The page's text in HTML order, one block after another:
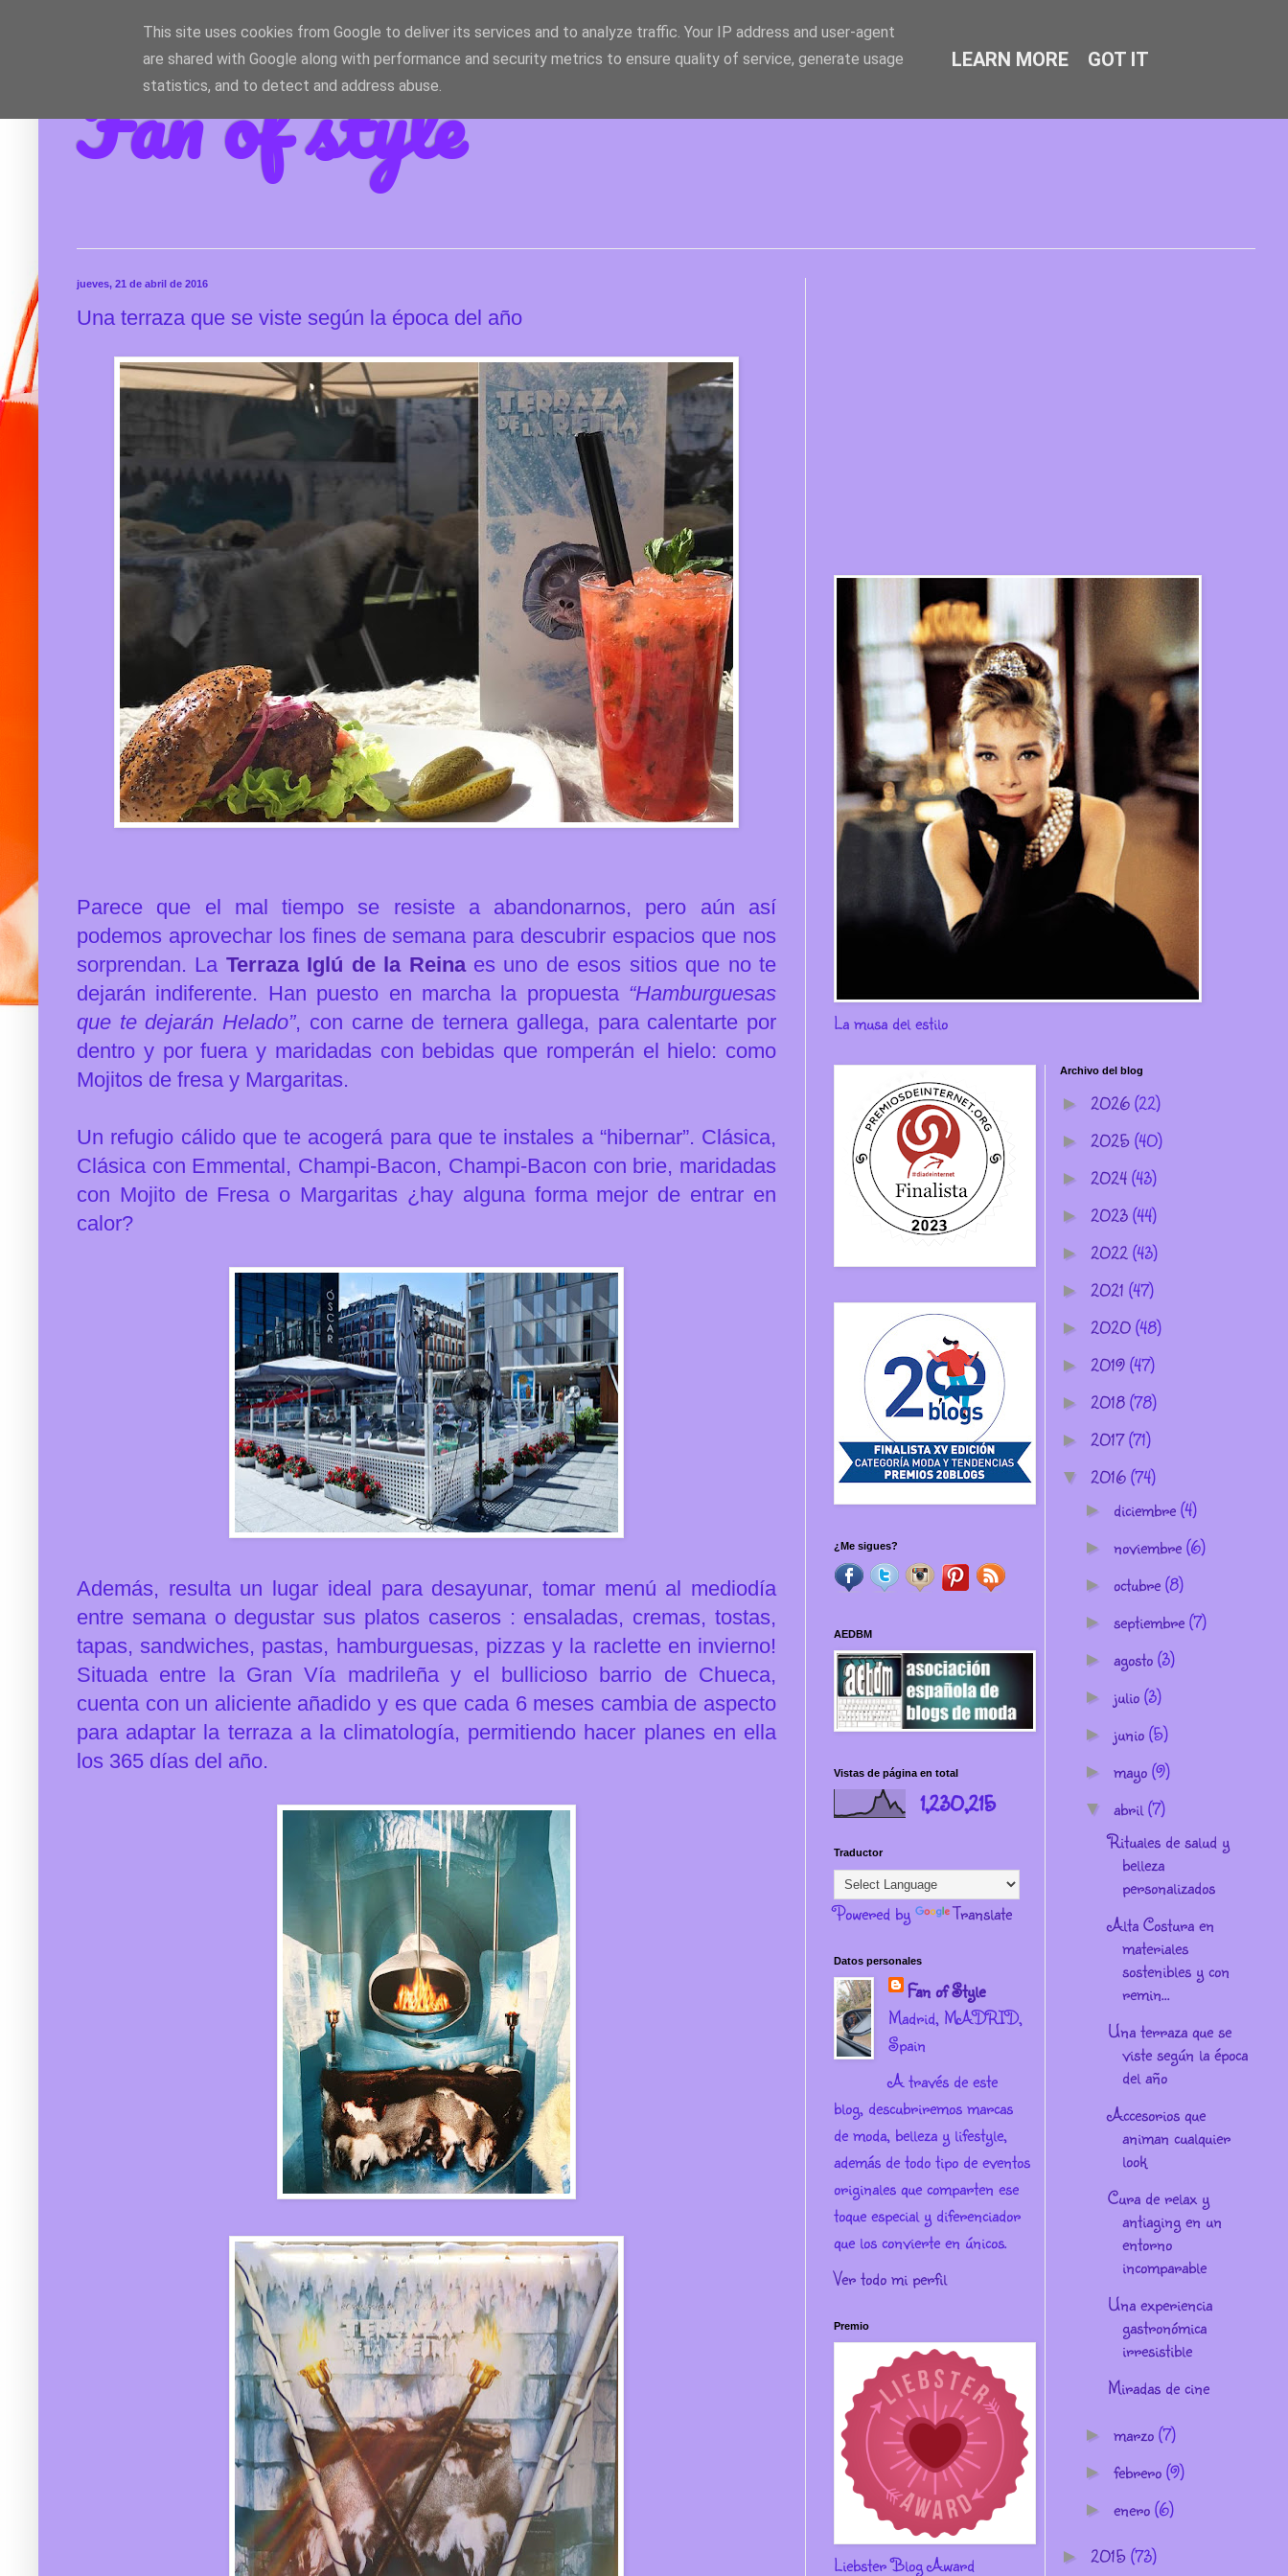
Fan of style
jueves, 21 de abril de 2016
Una terraza que se viste según la época del año
Parece que el mal tiempo se resiste a abandonarnos, pero aún así
podemos aprovechar los fines de semana para descubrir espacios que nos
sorprendan. La Terraza Iglú de la Reinaes uno de esos sitios que no te
dejarán indiferente. Han puesto en marcha la propuesta “Hamburguesas
que te dejarán Helado”, con carne de ternera gallega, para calentarte por
dentro y por fuera y maridadas con bebidas que romperán el hielo: como
Mojitos de fresa y Margaritas.
Un refugio cálido que te acogerá para que te instales a “hibernar”. Clásica,
Clásica con Emmental, Champi-Bacon, Champi-Bacon con brie, maridadas
con Mojito de Fresa o Margaritas ¿hay alguna forma mejor de entrar en
calor?
Además, resulta un lugar ideal para desayunar, tomar menú al mediodía
entre semana o degustar sus platos caseros : ensaladas, cremas, tostas,
tapas, sandwiches, pastas, hamburguesas, pizzas y la raclette en invierno!
Situada entre la Gran Vía madrileña y el bullicioso barrio de Chueca,
cuenta con un aliciente añadido y es que cada 6 meses cambia de aspecto
para adaptar la terraza a la climatología, permitiendo hacer planes en ella
los 365 días del año.
La musa del estilo
¿Me sigues?
AEDBM
Vistas de página en total
1,230,215
Traductor
Powered by Translate
Datos personales
Fan of Style
Madrid, MADRID,
Spain
A través de este
blog, descubriremos marcas
de moda, belleza y lifestyle,
además de todo tipo de eventos
originales que comparten ese
toque especial y diferenciador
que los convierte en únicos.
Ver todo mi perfil
Premio
Liebster Blog Award
Archivo del blog
► 2026(22)
► 2025(40)
► 2024(43)
► 2023(44)
► 2022(43)
► 2021 (47)
► 2020(48)
► 2019(47)
► 2018(78)
► 2017(71)
▼ 2016(74)
► diciembre(4)
► noviembre(6)
► octubre(8)
► septiembre(7)
► agosto(3)
► julio(3)
► junio(5)
► mayo(9)
▼ abril(7)
Rituales de salud y
belleza
personalizados
Alta Costura en
materiales
sostenibles y con
remin...
Una terraza que se
viste según la época
del año
Accesorios que
animan cualquier
look
Cura de relax y
antiaging en un
entorno
incomparable
Una experiencia
gastronómica
irresistible
Miradas de cine
► marzo(7)
► febrero(9)
► enero(6)
► 2015(73)
This site uses cookies from Google to deliver its services and to analyze traffic. Your IP address and user-agent
are shared with Google along with performance and security metrics to ensure quality of service, generate usage
statistics, and to detect and address abuse.
LEARN MORE GOT IT